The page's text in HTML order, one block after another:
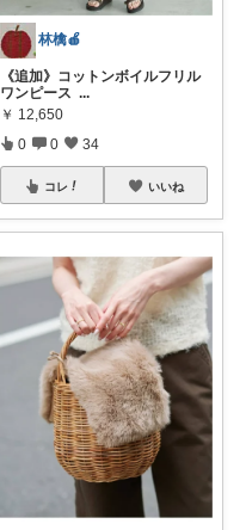
林檎🍎
《追加》コットンボイルフリル
ワンピース ⁡ ...
￥ 12,650
0 0 34
コレ いいね